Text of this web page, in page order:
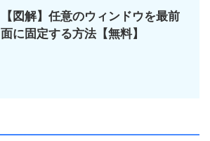
【図解】任意のウィンドウを最前
面に固定する方法【無料】